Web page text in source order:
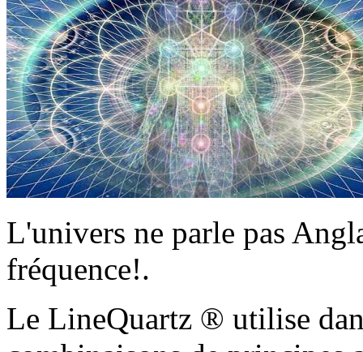
L'univers ne parle pas
fréquence!.
Le LineQuartz ® utilise